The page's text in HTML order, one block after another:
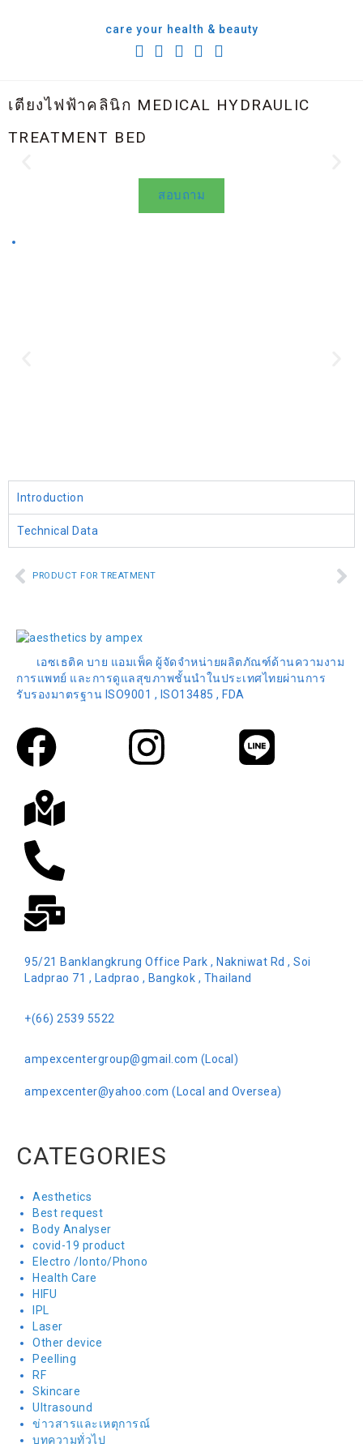
care your health & beauty
เตียงไฟฟ้าคลินิก MEDICAL HYDRAULIC
TREATMENT BED
Medical Hydraulic Treatment Bed
สอบถาม
Introduction
Technical Data
PRODUCT FOR TREATMENT
เอซเธติค บาย แอมเพ็ค ผู้จัดจำหน่ายผลิตภัณฑ์ด้านความงาม
การแพทย์ และการดูแลสุขภาพชั้นนำในประเทศไทยผ่านการ
รับรองมาตรฐาน ISO9001 , ISO13485 , FDA
95/21 Banklangkrung Office Park , Nakniwat Rd , Soi
Ladprao 71 , Ladprao , Bangkok , Thailand
+(66) 2539 5522
ampexcentergroup@gmail.com (Local)
ampexcenter@yahoo.com (Local and Oversea)
CATEGORIES
Aesthetics
Best request
Body Analyser
covid-19 product
Electro /Ionto/Phono
Health Care
HIFU
IPL
Laser
Other device
Peelling
RF
Skincare
Ultrasound
ข่าวสารและเหตุการณ์
บทความทั่วไป